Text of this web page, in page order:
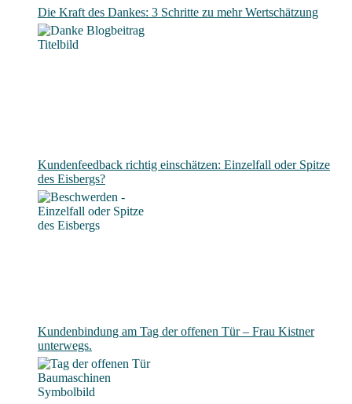
Die Kraft des Dankes: 3 Schritte zu mehr Wertschätzung
Kundenfeedback richtig einschätzen: Einzelfall oder Spitze
des Eisbergs?
Kundenbindung am Tag der offenen Tür – Frau Kistner
unterwegs.